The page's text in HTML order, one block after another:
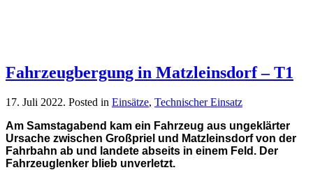
Fahrzeugbergung in Matzleinsdorf – T1
17. Juli 2022. Posted in Einsätze, Technischer Einsatz
Am Samstagabend kam ein Fahrzeug aus ungeklärter
Ursache zwischen Großpriel und Matzleinsdorf von der
Fahrbahn ab und landete abseits in einem Feld . Der
Fahrzeuglenker blieb unverletzt.